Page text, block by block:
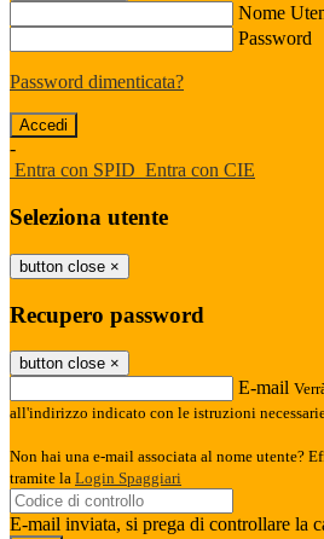
Nome
Password
Password dimenticata?
-
Entra con SPID Entra con CIE
Seleziona utente
button close ×
Recupero password
button close ×
E-mail
all'indirizzo indicato con le istruzioni
Non hai una e-mail associata al nome utente?
tramite la Login Spaggiari
E-mail inviata, si prega di controllare la